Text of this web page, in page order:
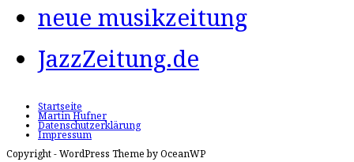
neue musikzeitung
JazzZeitung.de
Startseite
Martin Hufner
Datenschutzerklärung
Impressum
Copyright - WordPress Theme by OceanWP